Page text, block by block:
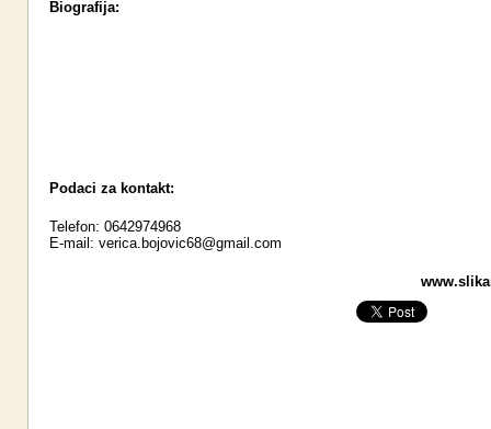
Biografija:
Podaci za kontakt:
Telefon: 0642974968
E-mail: verica.bojovic68@gmail.com